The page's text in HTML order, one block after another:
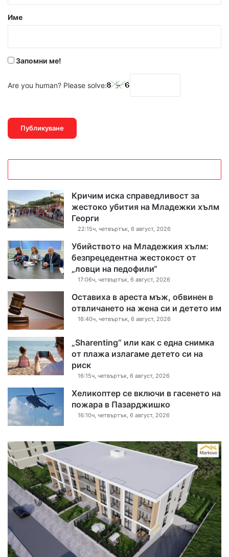
р
Име
Запомни ме!
Are you human? Please solve:
Кричим иска справедливост за
жестоко убития на Младежки хълм
Георги
22:15ч, четвъртък, 6 август, 2026
Убийството на Младежкия хълм:
безпрецедентна жестокост от
„ловци на педофили“
17:06ч, четвъртък, 6 август, 2026
Оставиха в ареста мъж, обвинен в
отвличането на жена си и детето им
16:40ч, четвъртък, 6 август, 2026
„Sharenting“ или как с една снимка
от плажа излагаме детето си на
риск
16:15ч, четвъртък, 6 август, 2026
Хеликоптер се включи в гасенето на
пожара в Пазарджишко
16:10ч, четвъртък, 6 август, 2026